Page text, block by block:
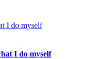
I do myself
I do myself